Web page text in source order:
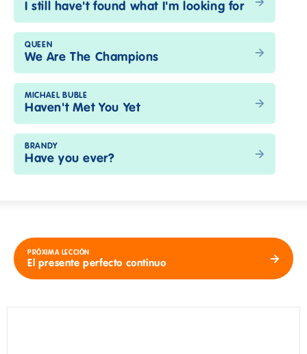
I still have't found what I'm looking for
QUEEN
We Are The Champions
MICHAEL BUBLE
Haven't Met You Yet
BRANDY
Have you ever?
PRÓXIMA LECCIÓN
El presente perfecto continuo